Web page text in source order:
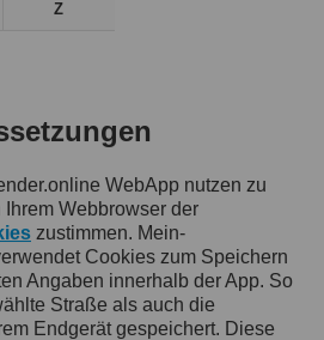
Z
WebApp nutzen zu
Webbrowser der
zustimmen. Mein-
Cookies zum Speichern
Angaben innerhalb der App. So
Straße als auch die
Endgerät gespeichert. Diese